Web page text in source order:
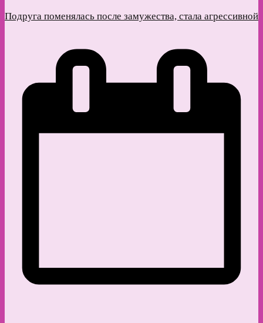
Подруга поменялась после замужества, стала агрессивной